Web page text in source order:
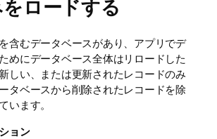
ロードする
含むデータベースがあり、アプリでデ
めにデータベース全体はリロードした
しい、または更新されたレコードのみ
タベースから削除されたレコードを除
います。
ョン